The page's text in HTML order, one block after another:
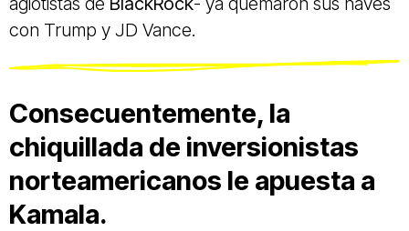
con Trump y JD Vance.
Consecuentemente, la
chiquillada de inversionistas
norteamericanos le apuesta a
Kamala.